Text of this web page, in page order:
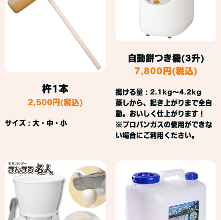
杵1本
2,500円(税込)
サイズ：大・中・小
自動餅つき機(3升)
7,800円(税込)
搗ける量：2.1kg～4.2kg
蒸しから、搗き上がりまで全自
動。おいしく仕上がります！
※プロパンガスの使用ができな
い場合にご利用ください。